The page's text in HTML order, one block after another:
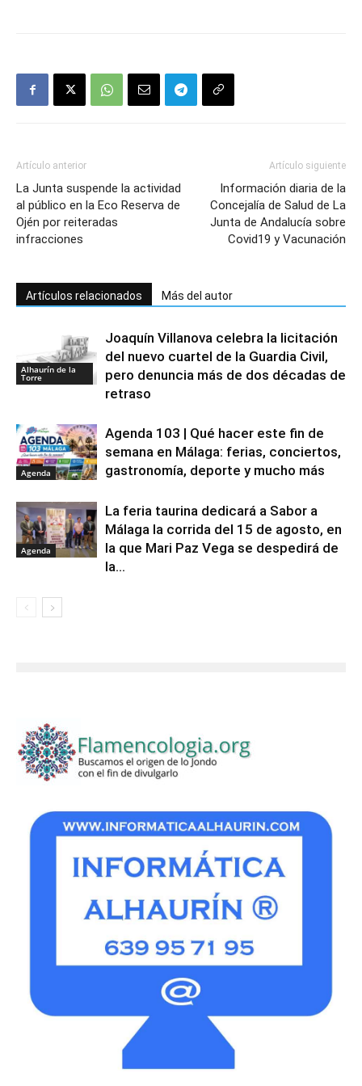
Artículo anterior
La Junta suspende la actividad
al público en la Eco Reserva de
Ojén por reiteradas
infracciones
Artículo siguiente
Información diaria de la
Concejalía de Salud de La
Junta de Andalucía sobre
Covid19 y Vacunación
Artículos relacionados Más del autor
Alhaurín de la
Torre
Joaquín Villanova celebra la licitación
del nuevo cuartel de la Guardia Civil,
pero denuncia más de dos décadas de
retraso
Agenda
Agenda 103 | Qué hacer este fin de
semana en Málaga: ferias, conciertos,
gastronomía, deporte y mucho más
Agenda
La feria taurina dedicará a Sabor a
Málaga la corrida del 15 de agosto, en
la que Mari Paz Vega se despedirá de
la...